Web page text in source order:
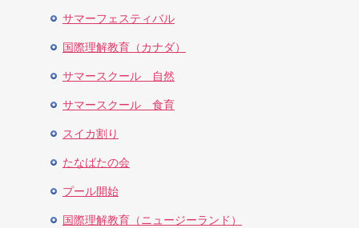
サマーフェスティバル
国際理解教育（カナダ）
サマースクール 自然
サマースクール 食育
スイカ割り
たなばたの会
プール開始
国際理解教育（ニュージーランド）